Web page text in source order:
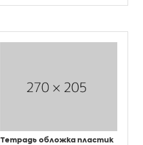
Тетрадь обложка пластик